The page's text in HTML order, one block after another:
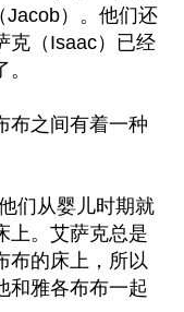
Jacob）。他们还
克（Isaac）已经
布之间有着一种
们从婴儿时期就
上。艾萨克总是
布的床上，所以
和雅各布布一起